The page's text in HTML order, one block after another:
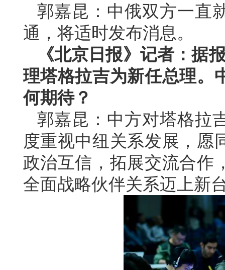
郭嘉昆：中俄双方一直
通，将适时发布消息。
《北京日报》记者：据
理塔格拉吉为新任总理。
何期待？
郭嘉昆：中方对塔格拉
度重视中纽关系发展，愿
政治互信，拓展交流合作
全面战略伙伴关系迈上新